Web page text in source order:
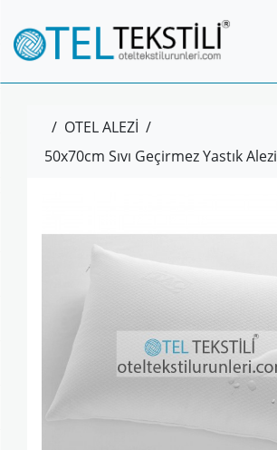
/ OTEL ALEZİ /
50x70cm Sıvı Geçirmez Yastık Alezi